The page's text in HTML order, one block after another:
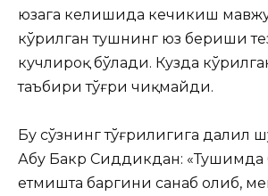
юзага келишида кечикиш
кўрилган тушнинг юз бериши
кучлироқ бўлади. Кузда
таъбири тўғри чиқмайди.
Бу сўзнинг тўғрилигига далил
Абу Бакр Сиддикдан: «Тушимда
етмишта баргини санаб олиб,